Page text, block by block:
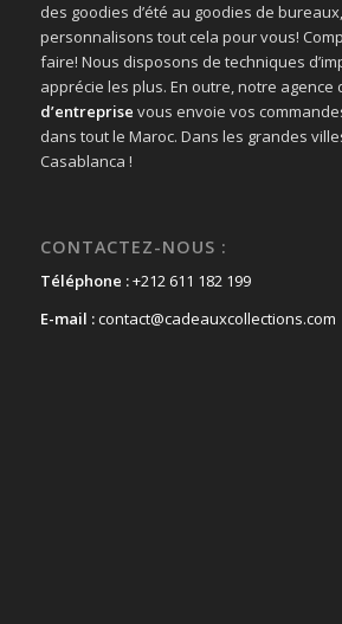
des goodies d’été au goodies de
personnalisons tout cela pour vous!
faire! Nous disposons de techniques
apprécie les plus. En outre, notre agence
d’entreprise vous envoie vos
dans tout le Maroc. Dans les grandes
Casablanca !
CONTACTEZ-NOUS :
Téléphone :+212 611 182 199
E-mail :contact@cadeauxcollections.com